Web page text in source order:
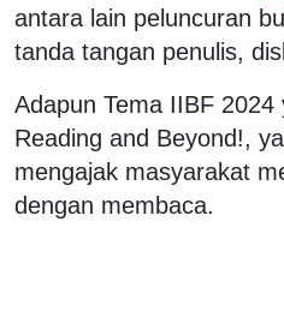
antara lain peluncuran
tanda tangan penulis,
Adapun Tema IIBF 2024
Reading and Beyond!,
mengajak masyarakat
dengan membaca.